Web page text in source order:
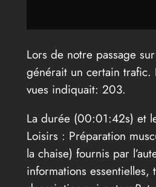
Lors de notre passage
générait un certain trafic.
vues indiquait: 203.
La durée (00:01:42s) et
Loisirs : Préparation
la chaise) fournis par
informations essentielles,